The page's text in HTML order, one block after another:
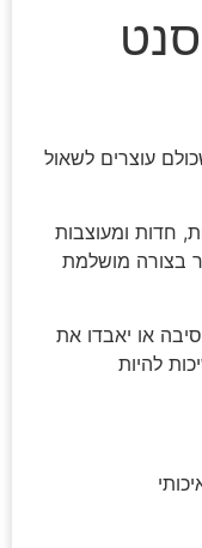
עוצרים לשאול
חדות ומעוצבות
בצורה מושלמת
או יאבדו את
להיות